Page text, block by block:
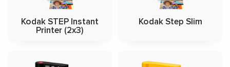
Kodak STEP Instant
Printer (2x3)
Kodak Step Slim